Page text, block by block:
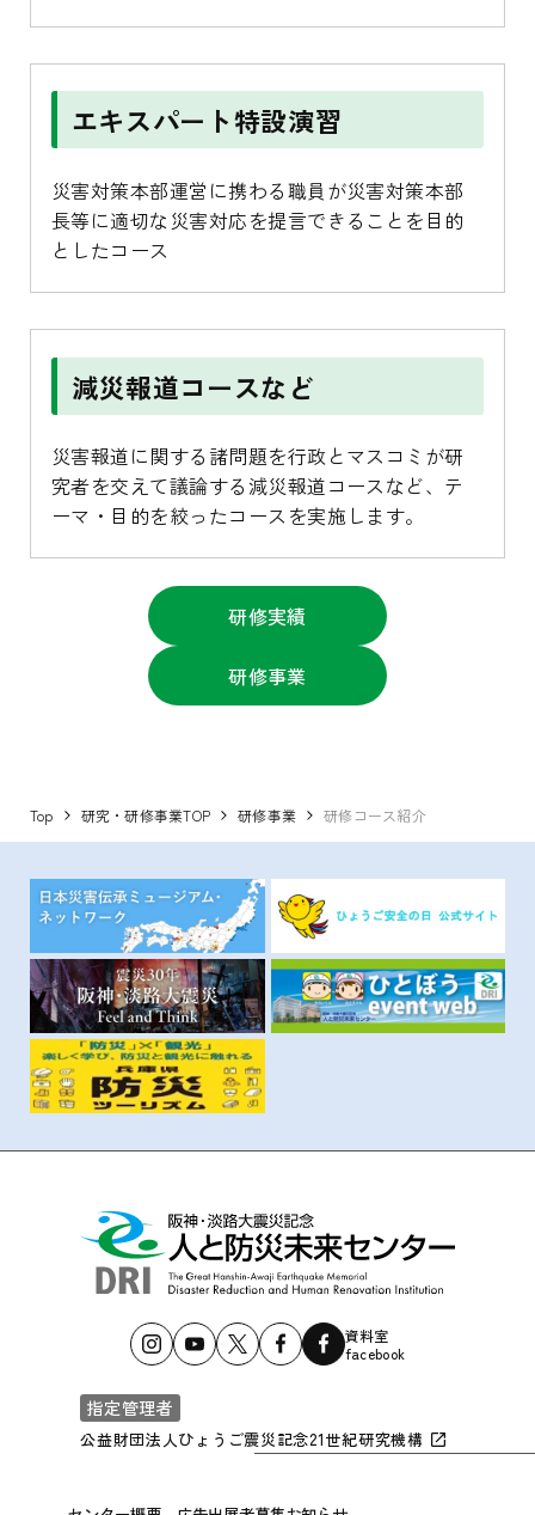
エキスパート特設演習
災害対策本部運営に携わる職員が災害対策本部
長等に適切な災害対応を提言できることを目的
としたコース
減災報道コースなど
災害報道に関する諸問題を行政とマスコミが研
究者を交えて議論する減災報道コースなど、テ
ーマ・目的を絞ったコースを実施します。
研修実績
研修事業
Top 研究・研修事業TOP 研修事業 研修コース紹介
資料室
facebook
指定管理者
公益財団法人ひょうご震災記念21世紀研究機構